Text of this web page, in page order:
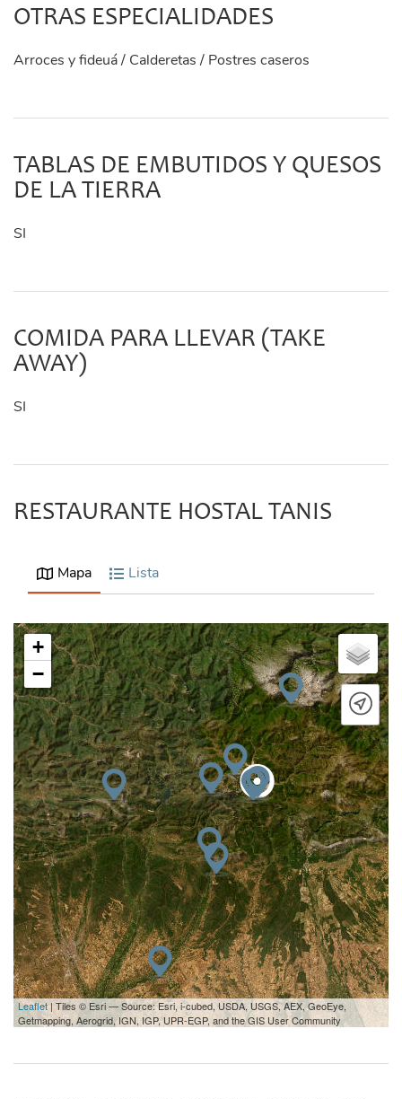
OTRAS ESPECIALIDADES
Arroces y fideuá / Calderetas / Postres caseros
TABLAS DE EMBUTIDOS Y QUESOS
DE LA TIERRA
SI
COMIDA PARA LLEVAR (TAKE
AWAY)
SI
RESTAURANTE HOSTAL TANIS
Mapa Lista
+
−
Leaflet| Tiles © Esri — Source: Esri, i-cubed, USDA, USGS, AEX, GeoEye,
Getmapping, Aerogrid, IGN, IGP, UPR-EGP, and the GIS User Community